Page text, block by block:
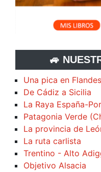
🚙
Una pica en Flandes
De Cádiz a Sicilia
La Raya España-
Patagonia Verde
La provincia de
La ruta carlista
Trentino - Alto
Objetivo Alsacia